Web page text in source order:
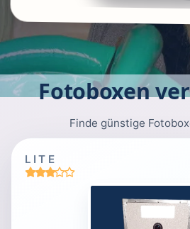
Fotoboxen
Finde günstige
LITE